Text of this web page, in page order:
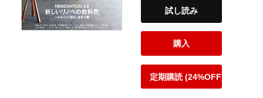
試し読み
購入
定期購読 (24%OFF)